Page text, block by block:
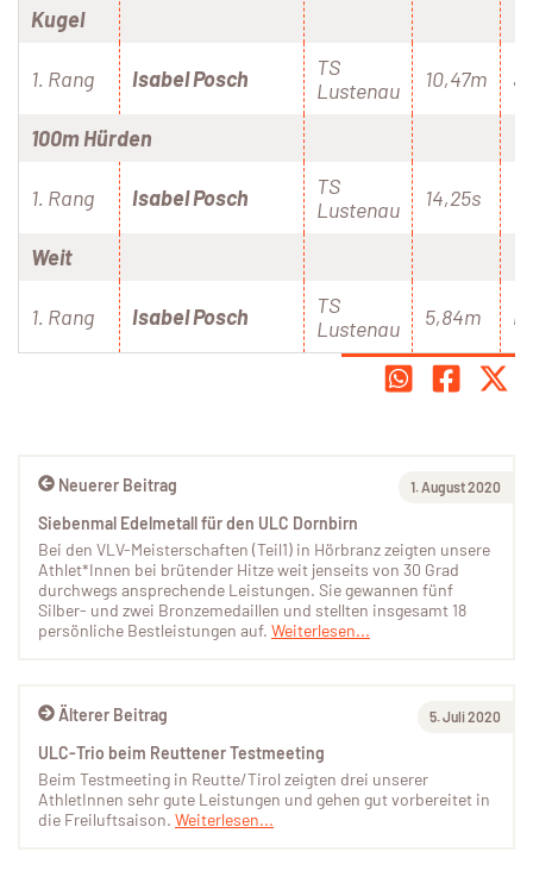
Kugel
1. Rang Isabel Posch
TS
Lustenau
10,47m
100m Hürden
1. Rang Isabel Posch
TS
Lustenau
14,25s
Weit
1. Rang Isabel Posch
TS
Lustenau
5,84m
Älterer Beitrag 5. Juli 2020
ULC-Trio beim Reuttener Testmeeting
Beim Testmeeting in Reutte/Tirol zeigten drei unserer
AthletInnen sehr gute Leistungen und gehen gut vorbereitet in
die Freiluftsaison. Weiterlesen...
Neuerer Beitrag 1. August 2020
Siebenmal Edelmetall für den ULC Dornbirn
Bei den VLV-Meisterschaften (Teil1) in Hörbranz zeigten unsere
Athlet*Innen bei brütender Hitze weit jenseits von 30 Grad
durchwegs ansprechende Leistungen. Sie gewannen fünf
Silber- und zwei Bronzemedaillen und stellten insgesamt 18
persönliche Bestleistungen auf. Weiterlesen...